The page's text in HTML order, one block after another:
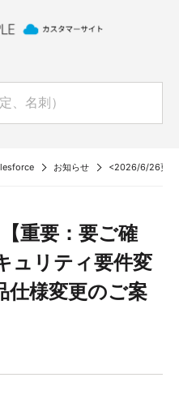
お知らせ <2026/6/26更新
重要：要ご確
ュリティ要件変
仕様変更のご案